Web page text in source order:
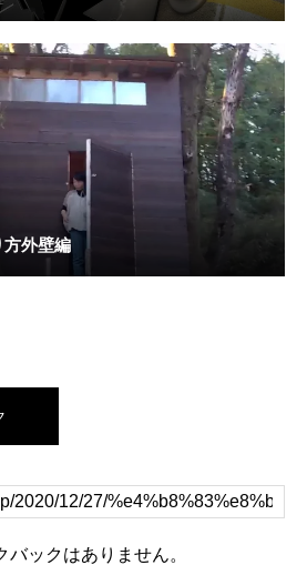
方外壁編
ックはありません。